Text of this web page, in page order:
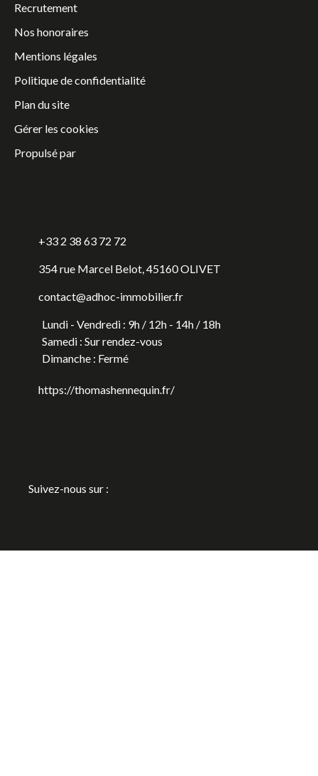
Recrutement
Nos honoraires
Mentions légales
Politique de confidentialité
Plan du site
Gérer les cookies
Propulsé par
+33 2 38 63 72 72
354 rue Marcel Belot, 45160 OLIVET
contact@adhoc-immobilier.fr
Lundi - Vendredi : 9h / 12h - 14h / 18h
Samedi : Sur rendez-vous
Dimanche : Fermé
https://thomashennequin.fr/
Suivez-nous sur :